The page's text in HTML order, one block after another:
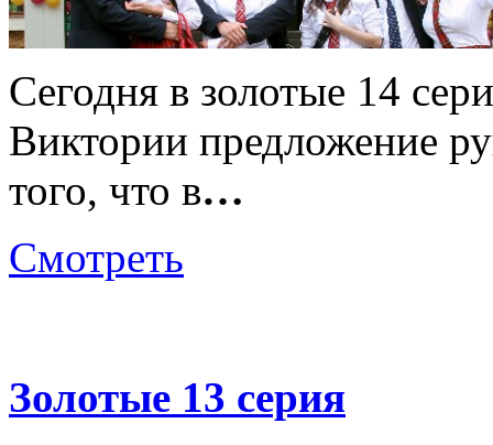
Сегодня в золотые 14
Виктории предложение
того, что в…
Смотреть
Золотые 13 серия